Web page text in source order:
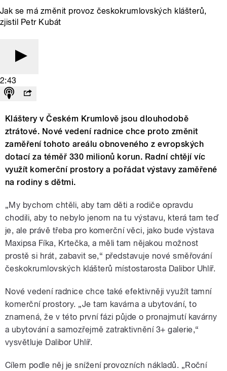
Jak se má změnit provoz českokrumlovských klášterů,
zjistil Petr Kubát
2:43
Kláštery v Českém Krumlově jsou dlouhodobě
ztrátové. Nové vedení radnice chce proto změnit
zaměření tohoto areálu obnoveného z evropských
dotací za téměř 330 milionů korun. Radní chtějí víc
využít komerční prostory a pořádat výstavy zaměřené
na rodiny s dětmi.
„My bychom chtěli, aby tam děti a rodiče opravdu
chodili, aby to nebylo jenom na tu výstavu, která tam teď
je, ale právě třeba pro komerční věci, jako bude výstava
Maxipsa Fíka, Krtečka, a měli tam nějakou možnost
prostě si hrát, zabavit se,“ představuje nové směřování
českokrumlovských klášterů místostarosta Dalibor Uhlíř.
Nové vedení radnice chce také efektivněji využít tamní
komerční prostory. „Je tam kavárna a ubytování, to
znamená, že v této první fázi půjde o pronajmutí kavárny
a ubytování a samozřejmě zatraktivnění 3+ galerie,“
vysvětluje Dalibor Uhlíř.
Cílem podle něj je snížení provozních nákladů. „Roční